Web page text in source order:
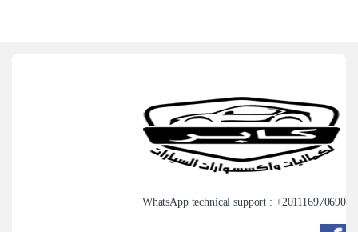
WhatsApp technical support : +201116970690